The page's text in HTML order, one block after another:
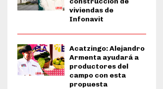
viviendas de
Infonavit
Acatzingo: Alejandro
Armenta ayudará a
productores del
campo con esta
propuesta